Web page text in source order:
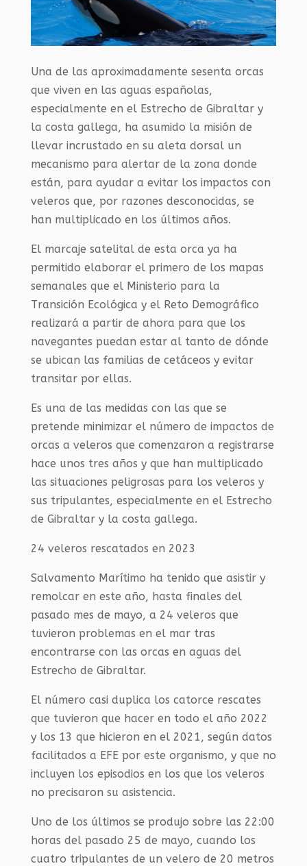
Una de las aproximadamente sesenta orcas
que viven en las aguas españolas,
especialmente en el Estrecho de Gibraltar y
la costa gallega, ha asumido la misión de
llevar incrustado en su aleta dorsal un
mecanismo para alertar de la zona donde
están, para ayudar a evitar los impactos con
veleros que, por razones desconocidas, se
han multiplicado en los últimos años.
El marcaje satelital de esta orca ya ha
permitido elaborar el primero de los mapas
semanales que el Ministerio para la
Transición Ecológica y el Reto Demográfico
realizará a partir de ahora para que los
navegantes puedan estar al tanto de dónde
se ubican las familias de cetáceos y evitar
transitar por ellas.
Es una de las medidas con las que se
pretende minimizar el número de impactos de
orcas a veleros que comenzaron a registrarse
hace unos tres años y que han multiplicado
las situaciones peligrosas para los veleros y
sus tripulantes, especialmente en el Estrecho
de Gibraltar y la costa gallega.
24 veleros rescatados en 2023
Salvamento Marítimo ha tenido que asistir y
remolcar en este año, hasta finales del
pasado mes de mayo, a 24 veleros que
tuvieron problemas en el mar tras
encontrarse con las orcas en aguas del
Estrecho de Gibraltar.
El número casi duplica los catorce rescates
que tuvieron que hacer en todo el año 2022
y los 13 que hicieron en el 2021, según datos
facilitados a EFE por este organismo, y que no
incluyen los episodios en los que los veleros
no precisaron su asistencia.
Uno de los últimos se produjo sobre las 22:00
horas del pasado 25 de mayo, cuando los
cuatro tripulantes de un velero de 20 metros